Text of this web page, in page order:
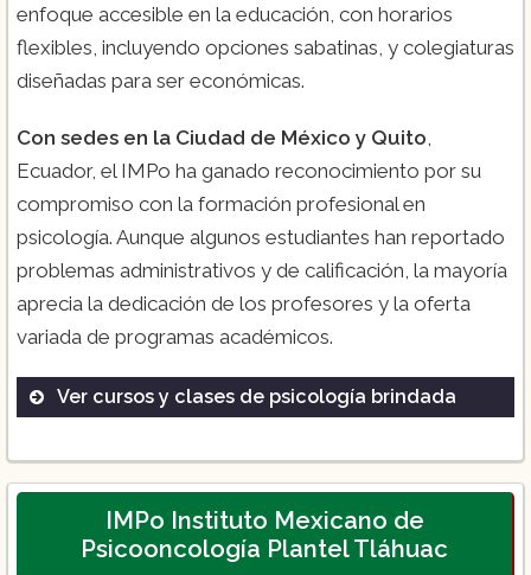
enfoque accesible en la educación, con horarios
flexibles, incluyendo opciones sabatinas, y colegiaturas
diseñadas para ser económicas.
Con sedes en la Ciudad de México y Quito
Ecuador, el IMPo ha ganado reconocimiento por su
compromiso con la formación profesional en
psicología. Aunque algunos estudiantes han reportado
problemas administrativos y de calificación, la mayoría
aprecia la dedicación de los profesores y la oferta
variada de programas académicos.
Ver cursos y clases de psicología brindada
Psicooncología
Tanatología
IMPo Instituto Mexicano de
Psicooncología Plantel Tláhuac